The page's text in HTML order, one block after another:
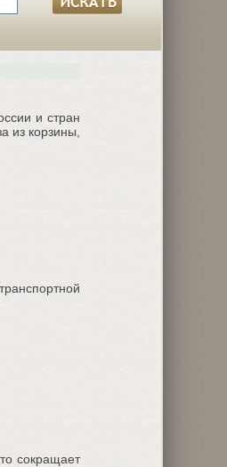
и стран
из корзины,
сокращает